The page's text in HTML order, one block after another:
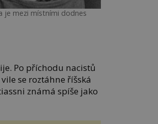
je mezi místními dodnes
Po příchodu nacistů
se roztáhne říšská
známá spíše jako